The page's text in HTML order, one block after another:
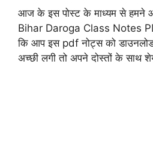
आज के इस पोस्ट के माध्यम से हमने
Bihar Daroga Class Notes
कि आप इस pdf नोट्स को
अच्छी लगी तो अपने दोस्तों के साथ